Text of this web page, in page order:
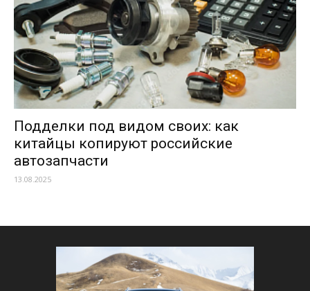
Подделки под видом своих: как
китайцы копируют российские
автозапчасти
13.08.2025